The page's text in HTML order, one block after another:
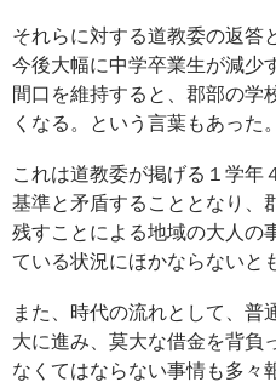
それらに対する道教委の返答
今後大幅に中学卒業生が減少
間口を維持すると、郡部の学
くなる。という言葉もあった。
これは道教委が掲げる１学年
基準と矛盾することとなり、
残すことによる地域の大人の
ている状況にほかならないと
また、時代の流れとして、普
大に進み、莫大な借金を背負
なくてはならない事情も多々